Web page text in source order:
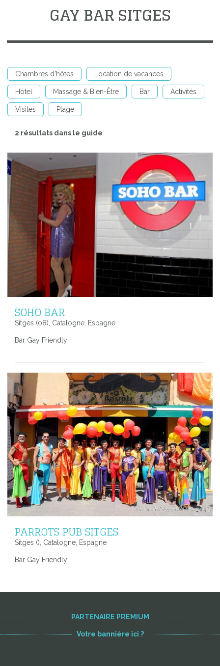
GAY BAR SITGES
Chambres d'hôtes Location de vacances
Hôtel Massage & Bien-Être Bar Activités
Visites Plage
2 résultats dans le guide
SOHO BAR
Sitges (08), Catalogne, Espagne
Bar Gay Friendly
PARROTS PUB SITGES
Sitges (), Catalogne, Espagne
Bar Gay Friendly
PARTENAIRE PREMIUM
Votre bannière ici ?